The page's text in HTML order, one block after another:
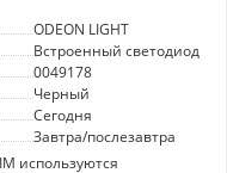
ODEON LIGHT
Встроенный светодиод
0049178
Черный
Сегодня
Завтра/послезавтра
используются